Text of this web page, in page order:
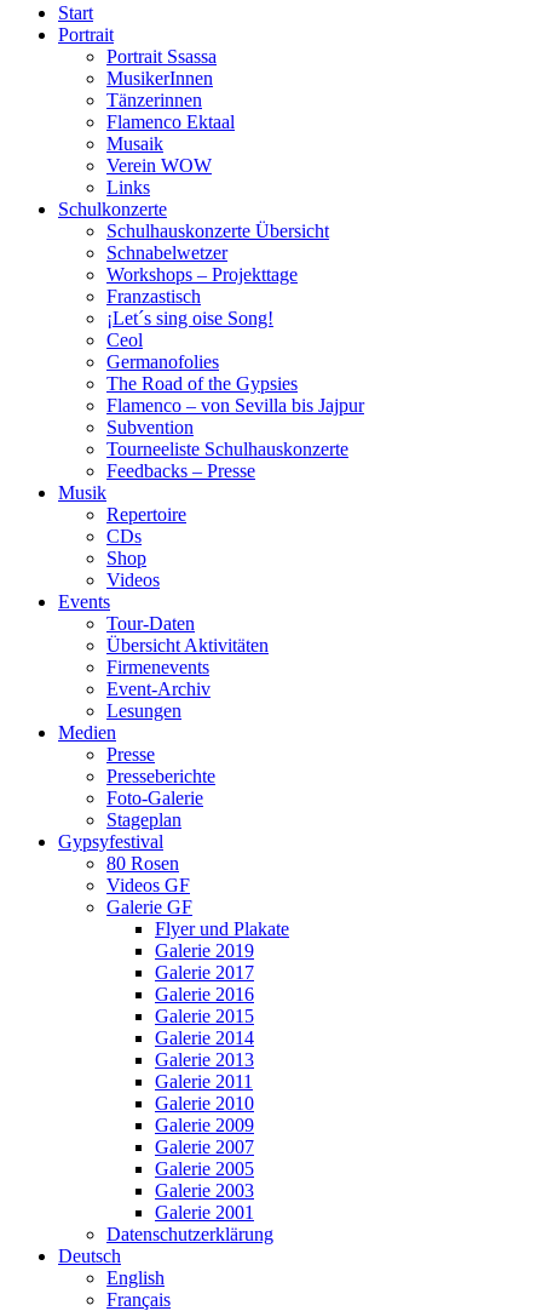
Start
Portrait
Portrait Ssassa
MusikerInnen
Tänzerinnen
Flamenco Ektaal
Musaik
Verein WOW
Links
Schulkonzerte
Schulhauskonzerte Übersicht
Schnabelwetzer
Workshops – Projekttage
Franzastisch
¡Let´s sing oise Song!
Ceol
Germanofolies
The Road of the Gypsies
Flamenco – von Sevilla bis Jajpur
Subvention
Tourneeliste Schulhauskonzerte
Feedbacks – Presse
Musik
Repertoire
CDs
Shop
Videos
Events
Tour-Daten
Übersicht Aktivitäten
Firmenevents
Event-Archiv
Lesungen
Medien
Presse
Presseberichte
Foto-Galerie
Stageplan
Gypsyfestival
80 Rosen
Videos GF
Galerie GF
Flyer und Plakate
Galerie 2019
Galerie 2017
Galerie 2016
Galerie 2015
Galerie 2014
Galerie 2013
Galerie 2011
Galerie 2010
Galerie 2009
Galerie 2007
Galerie 2005
Galerie 2003
Galerie 2001
Datenschutzerklärung
Deutsch
English
Français